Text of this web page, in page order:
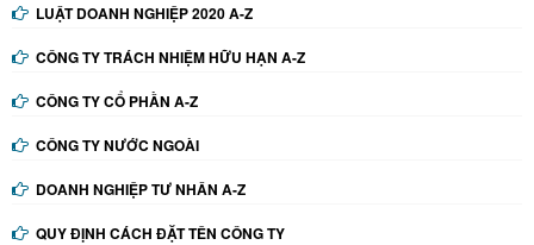
LUẬT DOANH NGHIỆP 2020 A-Z
CÔNG TY TRÁCH NHIỆM HỮU HẠN A-Z
CÔNG TY CỔ PHẦN A-Z
CÔNG TY NƯỚC NGOÀI
DOANH NGHIỆP TƯ NHÂN A-Z
QUY ĐỊNH CÁCH ĐẶT TÊN CÔNG TY